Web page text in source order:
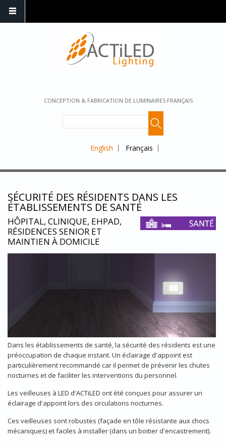
CONCEPTION & FABRICATION DE LUMINAIRES FRANÇAIS
English Français
SÉCURITÉ DES RÉSIDENTS DANS LES
ÉTABLISSEMENTS DE SANTÉ
HÔPITAL, CLINIQUE, EHPAD,
RÉSIDENCES SENIOR ET
MAINTIEN À DOMICILE
Dans les établissements de santé, la sécurité des résidents est une
préoccupation de chaque instant. Un éclairage d'appoint est
particulièrement recommandé car il permet de prévenir les chutes
nocturnes et de faciliter les interventions du personnel.
Les veilleuses à LED d'ACTiLED ont été conçues pour assurer un
éclairage d'appoint lors des circulations nocturnes.
Ces veilleuses sont robustes (façade en tôle résistante aux chocs
mécaniques) et faciles à installer (dans un boitier d'encastrement).